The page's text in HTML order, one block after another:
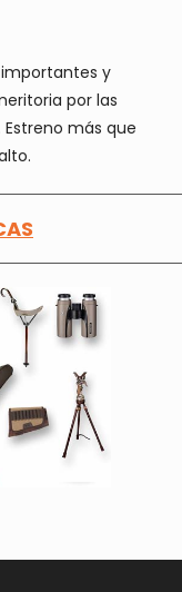
y
por las
Estreno más que